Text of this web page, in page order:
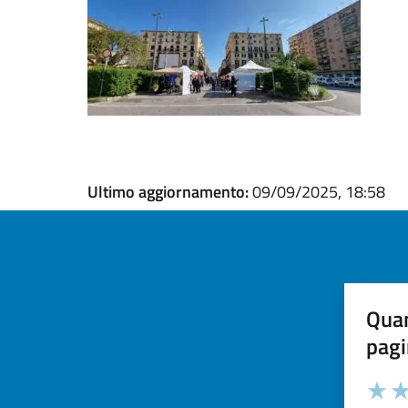
Ultimo aggiornamento:09/09/2025, 18:58
Valuta